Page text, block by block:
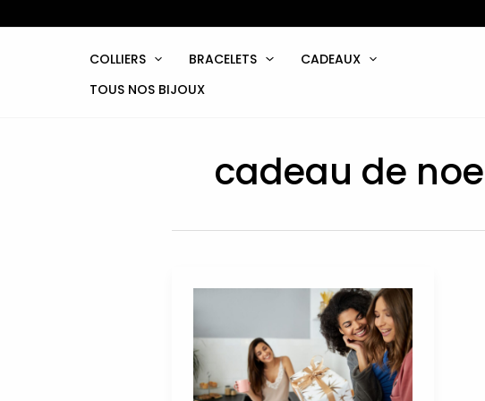
au
COLLIERS BRACELETS
CADEAUX
TOUS NOS BIJOUX
cadeau de
meilleurs
cadeaux
pour